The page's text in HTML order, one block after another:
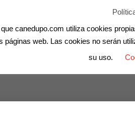
PRIVADAS ONLINE
canedupo.com utiliza cookies
web. Las cookies no serán
su uso.